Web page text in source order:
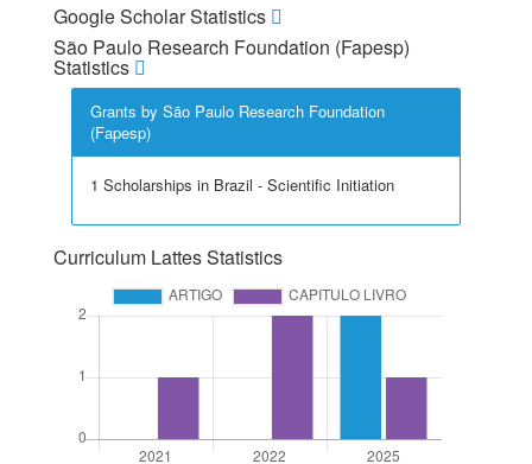
Google Scholar Statistics
São Paulo Research Foundation (Fapesp)
Statistics
Grants by São Paulo Research Foundation
(Fapesp)
1 Scholarships in Brazil - Scientific Initiation
Curriculum Lattes Statistics